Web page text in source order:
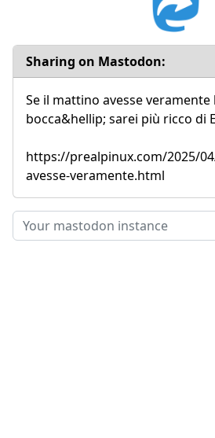
Sharing on Mastodon:
Se il mattino avesse
bocca&hellip; sarei più ricco di E
https://prealpinux.com/2025/
avesse-veramente.html